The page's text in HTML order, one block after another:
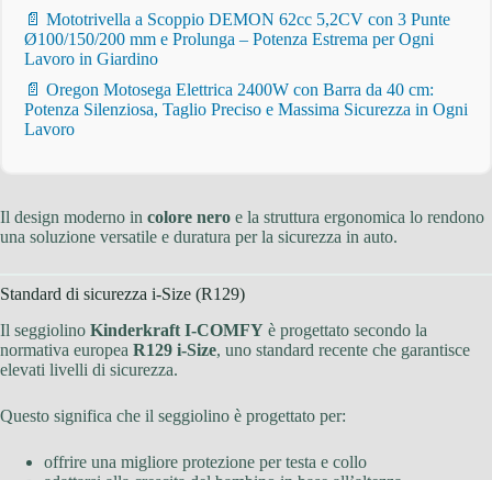
📄 Mototrivella a Scoppio DEMON 62cc 5,2CV con 3 Punte
Ø100/150/200 mm e Prolunga – Potenza Estrema per Ogni
Lavoro in Giardino
📄 Oregon Motosega Elettrica 2400W con Barra da 40 cm:
Potenza Silenziosa, Taglio Preciso e Massima Sicurezza in Ogni
Lavoro
Il design moderno in colore nero e la struttura ergonomica lo rendono
una soluzione versatile e duratura per la sicurezza in auto.
Standard di sicurezza i-Size (R129)
Il seggiolino Kinderkraft I-COMFY è progettato secondo la
normativa europea R129 i-Size, uno standard recente che garantisce
elevati livelli di sicurezza.
Questo significa che il seggiolino è progettato per:
offrire una migliore protezione per testa e collo